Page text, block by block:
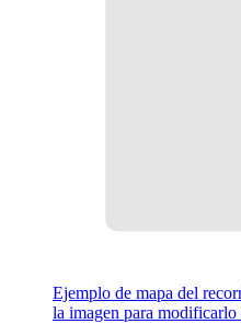
Ejemplo de mapa del
la imagen para modificarlo